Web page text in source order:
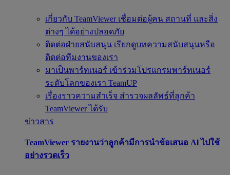
เกี่ยวกับ TeamViewer เชื่อมต่อผู้คน สถานที่ และสิ่ง
ต่างๆ ได้อย่างปลอดภัย
ติดต่อฝ่ายสนับสนุน เรียกดูบทความสนับสนุนหรือ
ติดต่อทีมงานของเรา
มาเป็นพาร์ทเนอร์ เข้าร่วมโปรแกรมพาร์ทเนอร์
ระดับโลกของเรา TeamUP
เรื่องราวความสำเร็จ สำรวจผลลัพธ์ที่ลูกค้า
TeamViewer ได้รับ
ข่าวสาร
TeamViewer รายงานว่าลูกค้ามีการนำข้อเสนอ Al ไปใช้
อย่างรวดเร็ว